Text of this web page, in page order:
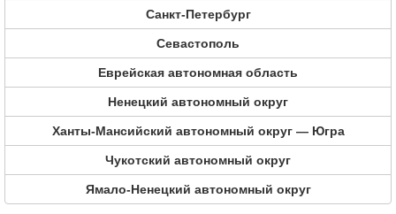
Санкт-Петербург
Севастополь
Еврейская автономная область
Ненецкий автономный округ
Ханты-Мансийский автономный округ — Югра
Чукотский автономный округ
Ямало-Ненецкий автономный округ